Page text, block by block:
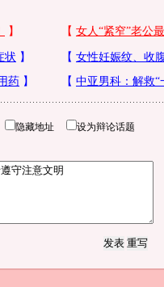
隐藏地址 设为辩论话题